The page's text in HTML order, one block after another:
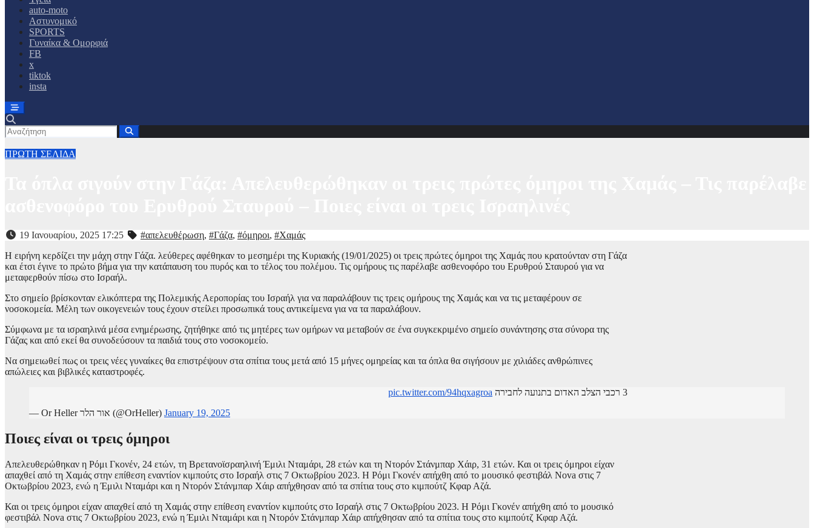
auto-moto
Αστυνομικό
SPORTS
Γυναίκα & Ομορφιά
FB
x
tiktok
insta
ΠΡΩΤΗ ΣΕΛΙΔΑ
19 Ιανουαρίου, 2025 17:25 #απελευθέρωση, #Γάζα, #όμηροι, #Χαμάς
Η ειρήνη κερδίζει την μάχη στην Γάζα. λεύθερες αφέθηκαν το μεσημέρι της Κυριακής (19/01/2025) οι τρεις πρώτες όμηροι της Χαμάς που κρατούνταν στη Γάζα
και έτσι έγινε το πρώτο βήμα για την κατάπαυση του πυρός και το τέλος του πολέμου. Τις ομήρους τις παρέλαβε ασθενοφόρο του Ερυθρού Σταυρού για να
μεταφερθούν πίσω στο Ισραήλ.
Στο σημείο βρίσκονταν ελικόπτερα της Πολεμικής Αεροπορίας του Ισραήλ για να παραλάβουν τις τρεις ομήρους της Χαμάς και να τις μεταφέρουν σε
νοσοκομεία. Μέλη των οικογενειών τους έχουν στείλει προσωπικά τους αντικείμενα για να τα παραλάβουν.
Σύμφωνα με τα ισραηλινά μέσα ενημέρωσης, ζητήθηκε από τις μητέρες των ομήρων να μεταβούν σε ένα συγκεκριμένο σημείο συνάντησης στα σύνορα της
Γάζας και από εκεί θα συνοδεύσουν τα παιδιά τους στο νοσοκομείο.
Να σημειωθεί πως οι τρεις νέες γυναίκες θα επιστρέψουν στα σπίτια τους μετά από 15 μήνες ομηρείας και τα όπλα θα σιγήσουν με χιλιάδες ανθρώπινες
απώλειες και βιβλικές καταστροφές.
3 רכבי הצלב האדום בתנועה לחבירה
pic.twitter.com/94hqxagroa
— Or Heller אור הלר (@OrHeller) January 19, 2025
Ποιες είναι οι τρεις όμηροι
Απελευθερώθηκαν η Ρόμι Γκονέν, 24 ετών, τη Βρετανοϊσραηλινή Έμιλι Νταμάρι, 28 ετών και τη Ντορόν Στάνμπαρ Χάιρ, 31 ετών. Και οι τρεις όμηροι είχαν
απαχθεί από τη Χαμάς στην επίθεση εναντίον κιμπούτς στο Ισραήλ στις 7 Οκτωβρίου 2023. Η Ρόμι Γκονέν απήχθη από το μουσικό φεστιβάλ Nova στις 7
Οκτωβρίου 2023, ενώ η Έμιλι Νταμάρι και η Ντορόν Στάνμπαρ Χάιρ απήχθησαν από τα σπίτια τους στο κιμπούτζ Κφαρ Αζά.
Και οι τρεις όμηροι είχαν απαχθεί από τη Χαμάς στην επίθεση εναντίον κιμπούτς στο Ισραήλ στις 7 Οκτωβρίου 2023. Η Ρόμι Γκονέν απήχθη από το μουσικό
φεστιβάλ Nova στις 7 Οκτωβρίου 2023, ενώ η Έμιλι Νταμάρι και η Ντορόν Στάνμπαρ Χάιρ απήχθησαν από τα σπίτια τους στο κιμπούτζ Κφαρ Αζά.